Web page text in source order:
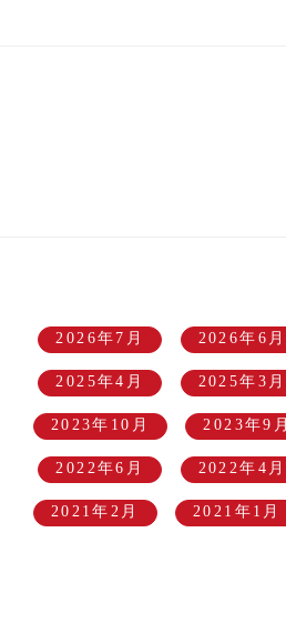
2026年7月 2026年6月
2025年4月 2025年3月
2023年10月 2023年9月
2022年6月 2022年4月
2021年2月 2021年1月